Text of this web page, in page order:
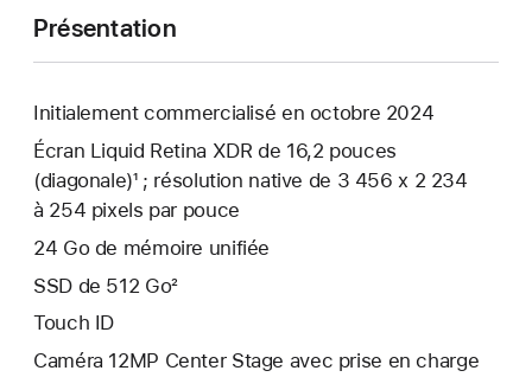
Présentation
Initialement commercialisé en octobre 2024
Écran Liquid Retina XDR de 16,2 pouces
(diagonale)¹ ; résolution native de 3 456 x 2 234
à 254 pixels par pouce
24 Go de mémoire unifiée
SSD de 512 Go²
Touch ID
Caméra 12MP Center Stage avec prise en charge